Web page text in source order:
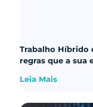
Trabalho Híbrido
regras que a sua
Leia Mais